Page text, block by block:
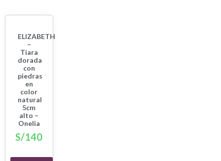
ELIZABETH
–
Tiara
dorada
con
piedras
en
color
natural
5cm
alto –
Onelia
S/140